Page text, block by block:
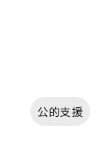
公的支援